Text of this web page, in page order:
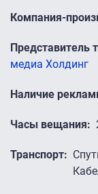
Компания-
Представитель
медиа Холдинг
Наличие
Часы вещания
Транспорт